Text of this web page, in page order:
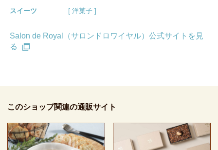
スイーツ [ 洋菓子 ]
Salon de Royal（サロンドロワイヤル）公式サイトを見
る
このショップ関連の通販サイト